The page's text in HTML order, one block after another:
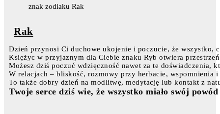
znak zodiaku Rak
Rak
Dzień przynosi Ci duchowe ukojenie i poczucie, że wszystko,
Księżyc w przyjaznym dla Ciebie znaku Ryb otwiera
Możesz dziś poczuć wdzięczność nawet za te doświadczenia,
W relacjach – bliskość, rozmowy przy herbacie, wspomnienia i
To także dobry dzień na modlitwę, medytację lub kontakt z
Twoje serce dziś wie, że wszystko miało swój